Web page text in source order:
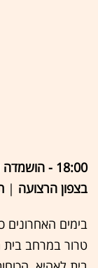
18:00 -
בצפון הרצועה |
בימים האחרונים
טרור במרחב בית